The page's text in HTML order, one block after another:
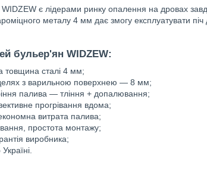
є лідерами ринку опалення на дровах
металу 4 мм дає змогу експлуатувати піч
бульер'ян WIDZEW:
товщина сталі 4 мм;
з варильною поверхнею — 8 мм;
палива — тління + допалювання;
прогрівання вдома;
витрата палива;
простота монтажу;
виробника;